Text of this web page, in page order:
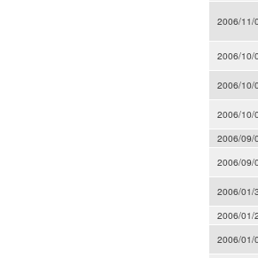
2006/11/
2006/10/
2006/10/
2006/10/
2006/09/
2006/09/
2006/01/
2006/01/
2006/01/